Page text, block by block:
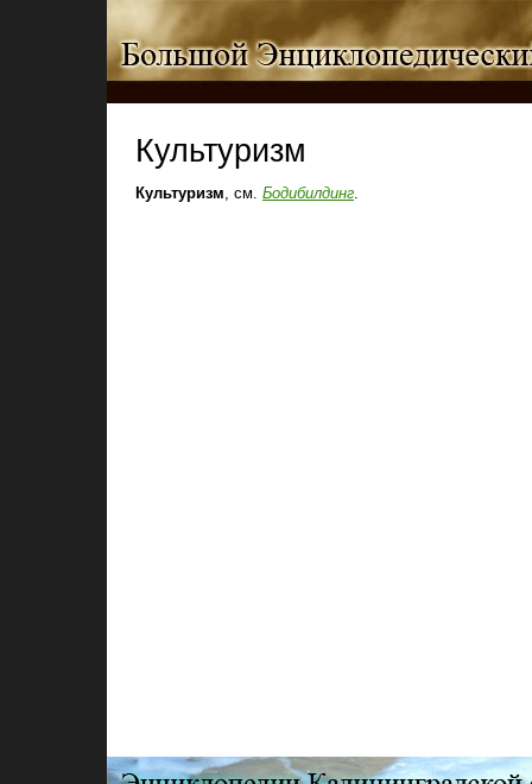
Культуризм
Культуризм, см. Бодибилдинг.